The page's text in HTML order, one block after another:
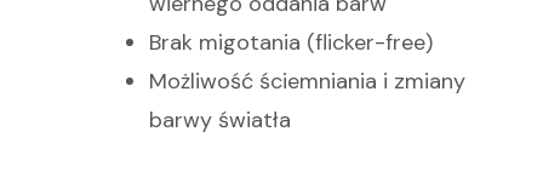
Brak migotania (flicker-free)
Możliwość ściemniania i zmiany
barwy światła